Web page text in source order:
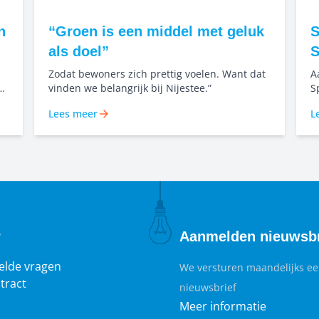
“Groen is een middel met geluk
als doel”
Zodat bewoners zich prettig voelen. Want dat
vinden we belangrijk bij Nijestee.”
Lees meer
vragen
Aanmelden
We versturen maandelijks
nieuwsbrief
Meer informatie